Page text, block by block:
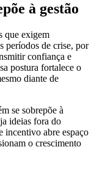
à gestão
que exigem
períodos de crise, por
confiança e
postura fortalece o
diante de
se sobrepõe à
ideias fora do
incentivo abre espaço
o crescimento